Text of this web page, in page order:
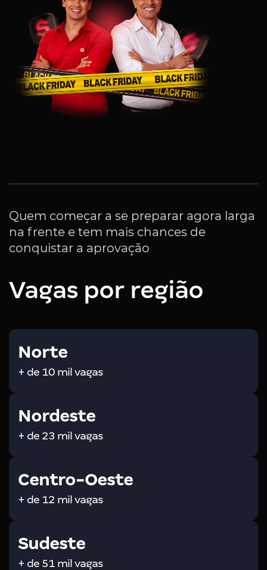
Quem começar a se preparar agora larga
na frente e tem mais chances de
conquistar a aprovação
Vagas por região
Norte
+ de 10 mil vagas
Nordeste
+ de 23 mil vagas
Centro-Oeste
+ de 12 mil vagas
Sudeste
+ de 51 mil vagas